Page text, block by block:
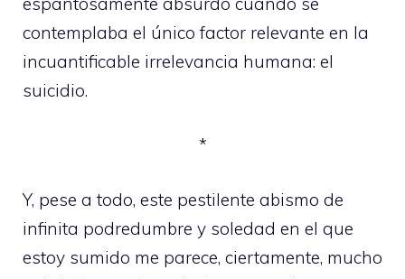
contemplaba el único factor relevante en la
incuantificable irrelevancia humana: el
suicidio.
*
Y, pese a todo, este pestilente abismo de
infinita podredumbre y soledad en el que
estoy sumido me parece, ciertamente, mucho